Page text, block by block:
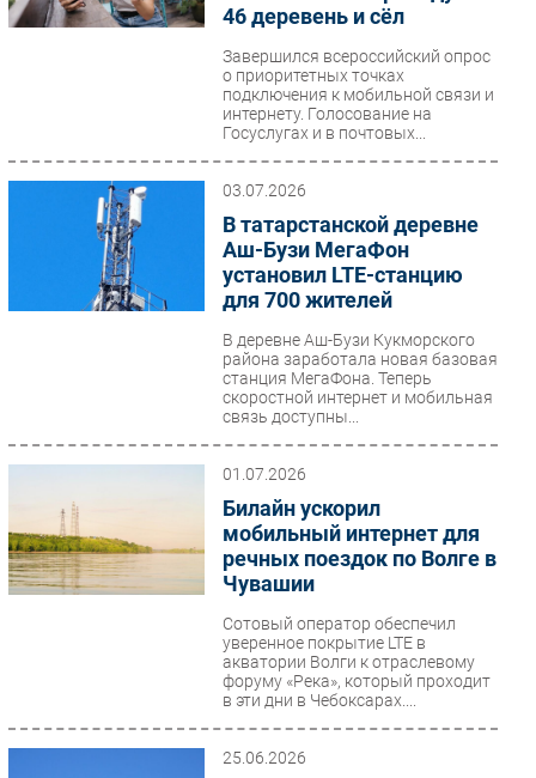
46 деревень и сёл
Завершился всероссийский опрос
о приоритетных точках
подключения к мобильной связи и
интернету. Голосование на
Госуслугах и в почтовых...
03.07.2026
В татарстанской деревне
Аш-Бузи МегаФон
установил LTE-станцию
для 700 жителей
В деревне Аш-Бузи Кукморского
района заработала новая базовая
станция МегаФона. Теперь
скоростной интернет и мобильная
связь доступны...
01.07.2026
Билайн ускорил
мобильный интернет для
речных поездок по Волге в
Чувашии
Сотовый оператор обеспечил
уверенное покрытие LTE в
акватории Волги к отраслевому
форуму «Река», который проходит
в эти дни в Чебоксарах....
25.06.2026